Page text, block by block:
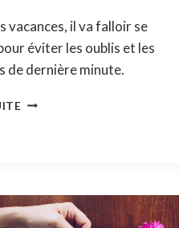
vacances, il va falloir se
éviter les oublis et les
de dernière minute.
PRÉPARER
100%
DÉTENTE